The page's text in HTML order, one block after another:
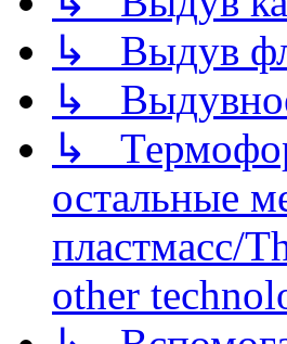
↳ Выдув
↳
↳
остальные
пластмасс/
other